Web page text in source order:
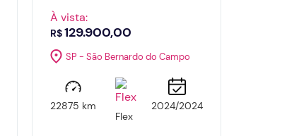
À vista:
R$129.900,00
SP - São Bernardo do Campo
22875 km
Flex
2024/2024